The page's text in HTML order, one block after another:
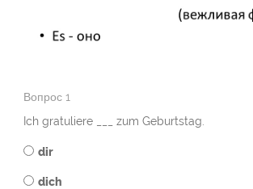
Вопрос 1
Ich gratuliere ___ zum Geburtstag.
dir
dich